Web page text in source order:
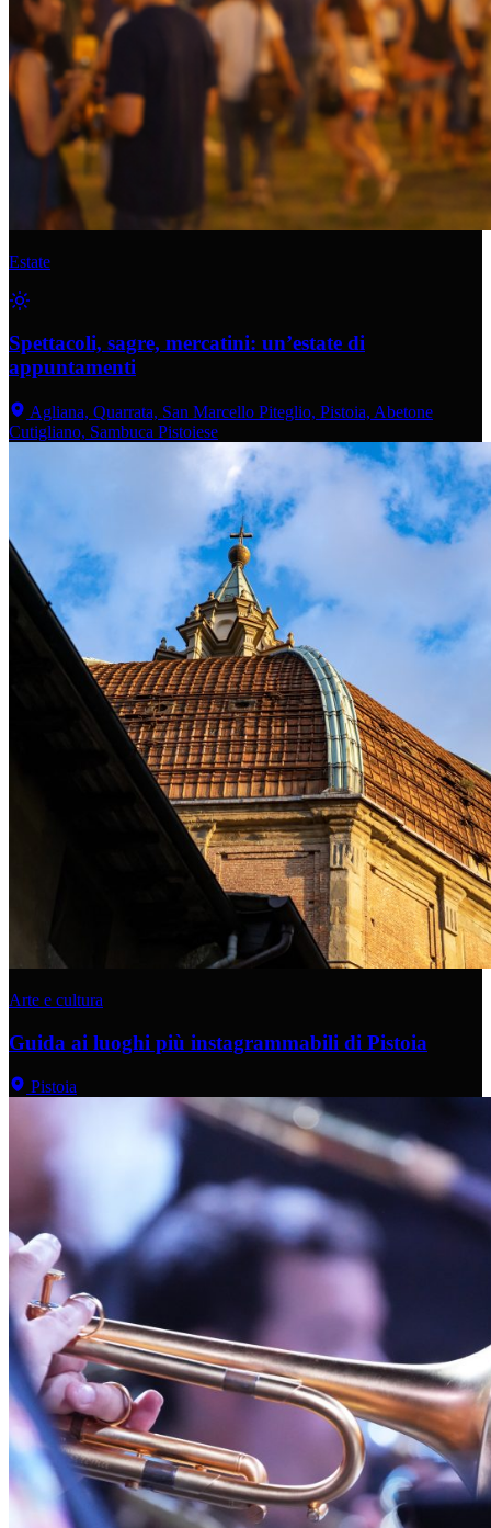
Estate
Spettacoli, sagre, mercatini: un’estate di
appuntamenti
Agliana, Quarrata, San Marcello Piteglio, Pistoia, Abetone
Cutigliano, Sambuca Pistoiese
Arte e cultura
Guida ai luoghi più instagrammabili di Pistoia
Pistoia